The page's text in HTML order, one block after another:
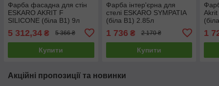
Фарба фасадна для стін
ESKARO AKRIT F
SILICONE (біла В1) 9л
5 312,34 ₴ 5 366 ₴
Купити
Фарба інтер'єрна для
стелі ESKARO SYMPATIA
(біла В1) 2.85л
1 736 ₴ 2 170 ₴
Купити
1
Акційні пропозиції та новинки